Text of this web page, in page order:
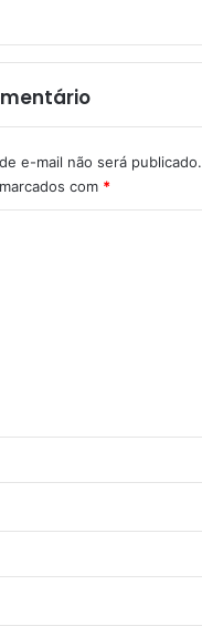
e-mail não será publicado.
com *